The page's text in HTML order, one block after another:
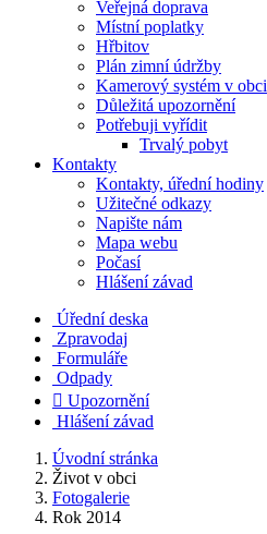
Veřejná doprava
Místní poplatky
Hřbitov
Plán zimní údržby
Kamerový systém v obci
Důležitá upozornění
Potřebuji vyřídit
Trvalý pobyt
Kontakty
Kontakty, úřední hodiny
Užitečné odkazy
Napište nám
Mapa webu
Počasí
Hlášení závad
Úřední deska
Zpravodaj
Formuláře
Odpady
 Upozornění
Hlášení závad
Úvodní stránka
Život v obci
Fotogalerie
Rok 2014